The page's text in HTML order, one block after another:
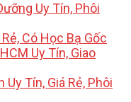
Uy Tín, Phôi
Có Học Bạ Gốc
Uy Tín, Giao
Tín, Giá Rẻ, Phôi